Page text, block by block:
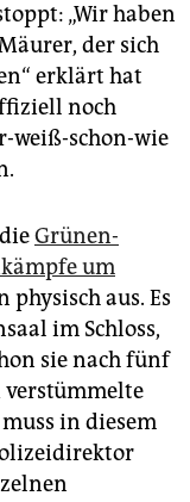
„Wir haben
der sich
erklärt hat
noch
weiß-schon-wie
Grünen-
um
physisch aus. Es
im Schloss,
sie nach fünf
in diesem